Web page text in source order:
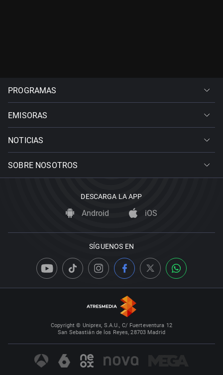
PROGRAMAS
EMISORAS
NOTICIAS
SOBRE NOSOTROS
DESCARGA LA APP
Android iOS
SÍGUENOS EN
Copyright © Uniprex, S.A.U., C/ Fuerteventura 12
San Sebastián de los Reyes, 28703 Madrid